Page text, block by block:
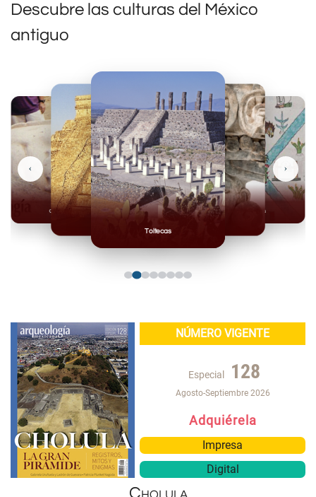
Descubre las culturas del México
antiguo
Toltecas
Mexicas
Olmecas
‹ ›
NÚMERO VIGENTE
Especial 128
Agosto-Septiembre 2026
Adquiérela
Impresa
Digital
Cholula